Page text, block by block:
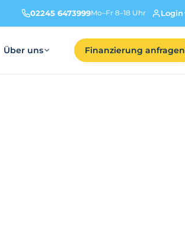
02245 6473999Mo–Fr 8–18 Uhr Login
Über uns Finanzierung anfragen